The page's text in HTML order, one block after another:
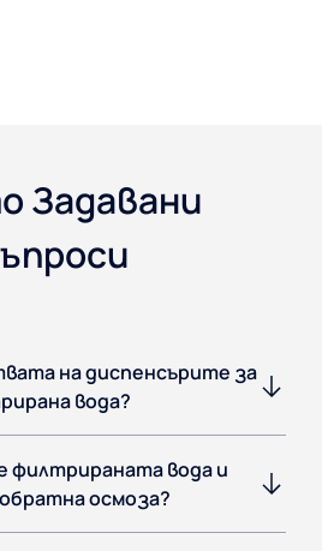
Задавани
на диспенсърите за
вода?
филтрираната вода и
осмоза?